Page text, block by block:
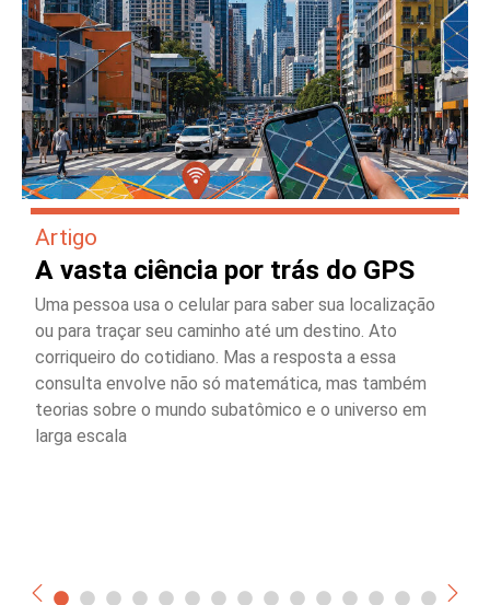
Artigo
A vasta ciência por trás do GPS
Uma pessoa usa o celular para saber sua localização
ou para traçar seu caminho até um destino. Ato
corriqueiro do cotidiano. Mas a resposta a essa
consulta envolve não só matemática, mas também
teorias sobre o mundo subatômico e o universo em
larga escala